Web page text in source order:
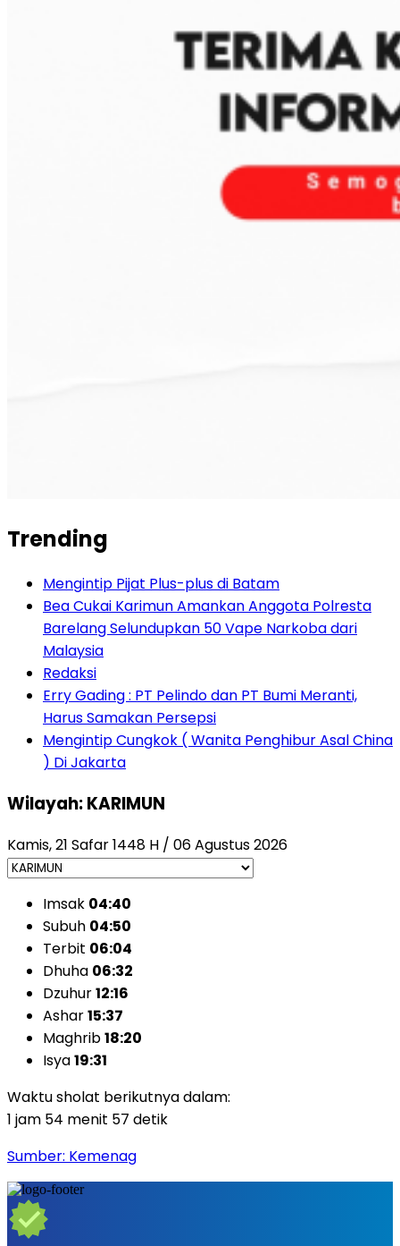
Trending
Mengintip Pijat Plus-plus di Batam
Bea Cukai Karimun Amankan Anggota Polresta
Barelang Selundupkan 50 Vape Narkoba dari
Malaysia
Redaksi
Erry Gading : PT Pelindo dan PT Bumi Meranti,
Harus Samakan Persepsi
Mengintip Cungkok ( Wanita Penghibur Asal China
) Di Jakarta
Wilayah: KARIMUN
Kamis, 21 Safar 1448 H / 06 Agustus 2026
Imsak 04:40
Subuh 04:50
Terbit 06:04
Dhuha 06:32
Dzuhur12:16
Ashar15:37
Maghrib18:20
Isya19:31
Waktu sholat berikutnya dalam:
1 jam 54 menit 55 detik
Sumber: Kemenag